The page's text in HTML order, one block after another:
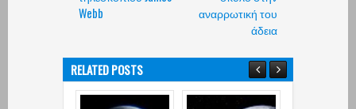
Webb
αναρρωτική του
άδεια
RELATED POSTS